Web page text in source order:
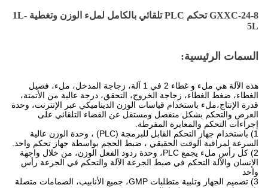
GXXC-24-8 تحكم PLC تلقائي بالكامل لملء الوزن وتغطية 1L-
5L
السمات الرئيسية:
هذه الآلة هي ملء و غطاء 2 في 1 آلة، زجاجة المدخل، ملء، فصيل
الغطاء، ضغط الغطاء، زجاجة الخروج، التحقق، درجة عالية من الأتمتة،
قدرة الإنتاج،ملء باستخدام قياسات الوزن الديناميكي عبر الإنترنت، وحدة
العرض والتحكم بشكل منفصل ومستقل عن القضاء التلقائي على
إجراءات التحكم والمعايرة المفرطة.
1) باستخدام جهاز التحكم القابل للبرمجة (PLC) ، وحدة الوزن عالية
السرعة لمراقبة الوقت الحقيقي ، ضبط الحجم بواسطة جهاز تحكم واحد.
2) كل رأس ملء يجمع PLC، وحدة ردود الفعل الوزن، من خلال واجهة
الإنسان والآلة التحكم في ضبط الجرعة الآلة والتحكم في الجرعة رأس
واحد
3) تصميم الجهاز وتلبية متطلبات GMP، جميع الأنابيب، الصمامات متصلة